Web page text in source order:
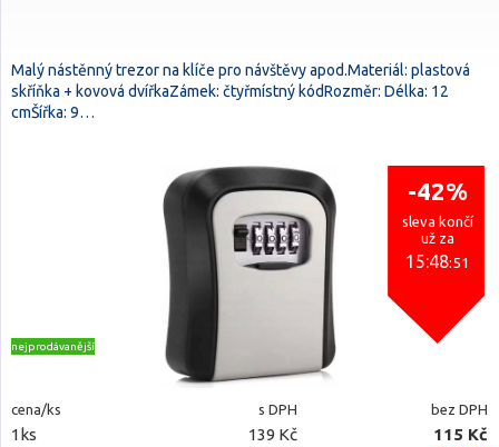
Malý nástěnný trezor na klíče pro návštěvy apod.Materiál: plastová
skříňka + kovová dvířkaZámek: čtyřmístný kódRozměr: Délka: 12
cmŠířka: 9…
-42%
sleva končí
už za
15:48:51
nejprodávanější
cena/ks s DPH bez DPH
1ks 139 Kč
115 Kč